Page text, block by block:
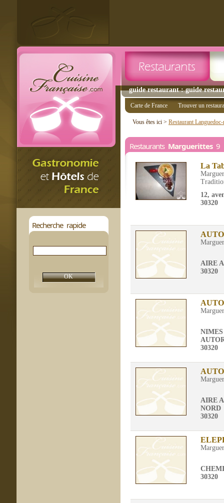
guide restaurant : guide
Recherche rapide
Carte de France Trouver un
Vous êtes ici > Restaurant
Restaurants Marguerittes9
La
12,
30320
AIRE
30320
30320
AIRE
NORD
30320
30320